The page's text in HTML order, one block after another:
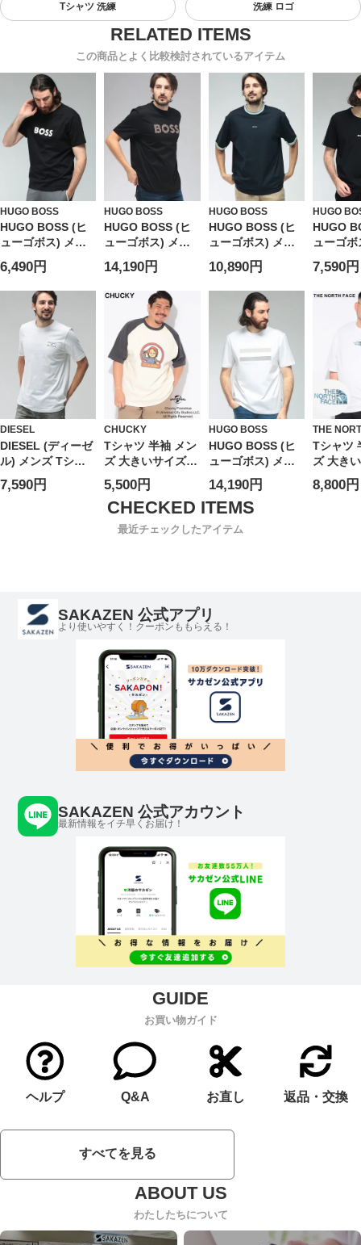
Tシャツ 洗練 洗練 ロゴ
この商品とよく比較検討されているアイテム
HUGO BOSS
HUGO BOSS (ヒ
ューゴボス) メン
ズ Tシャツ 半袖 ロ
ゴ プリント コッ
トン クルーネック
カットソー
HBU50491706
6,490円
HUGO BOSS
HUGO BOSS (ヒ
ューゴボス) メン
ズ Tシャツ 半袖 ロ
ゴ刺繍 クルーネッ
ク カットソー
HB50560466
14,190円
HUGO BOSS
HUGO BOSS (ヒ
ューゴボス) メン
ズ Tシャツ 半袖 コ
ットン100％ ライ
ントリム クルーネ
ック カットソー
HBO50561814
10,890円
HUGO
HUGO
ューゴ
ズ Tシ
ゴ 肩ラ
ーネッ
ー
7,590円
DIESEL
DIESEL (ディーゼ
ル) メンズ Tシャ
ツ 半袖 ロゴ アー
カイブ インスパイ
7,590円
CHUCKY
Tシャツ 半袖 メン
ズ 大きいサイズ
チャッキー ラグラ
ン クルーネック
カットソー トップ
ス キャラクター
コットン プリント
5,500円
HUGO BOSS
HUGO BOSS (ヒ
ューゴボス) メン
ズ Tシャツ 半袖 ロ
ゴ フロントデザイ
ン クルーネック
カットソー
HB50556354
14,190円
THE
Tシャツ
ズ 大き
ロゴプ
ーネッ
8,800円
最近チェックしたアイテム
SAKAZEN 公式アプリ
より使いやすく！クーポンももらえる！
SAKAZEN 公式アカウント
最新情報をイチ早くお届け！
お買い物ガイド
ヘルプ Q&A お直し 返品・交換
すべてを見る
わたしたちについて